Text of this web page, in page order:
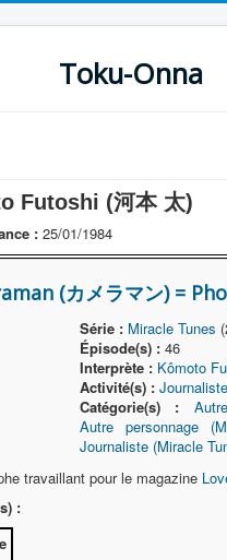
Toku-Onna
Futoshi (河本 太)
: 25/01/1984
(カメラマン) =
Série : Miracle Tunes
Épisode(s) :46
Interprète : Kômoto
Activité(s) : Journaliste
Catégorie(s) :
Autre personnage
Journaliste (Miracle
travaillant pour le magazine
: